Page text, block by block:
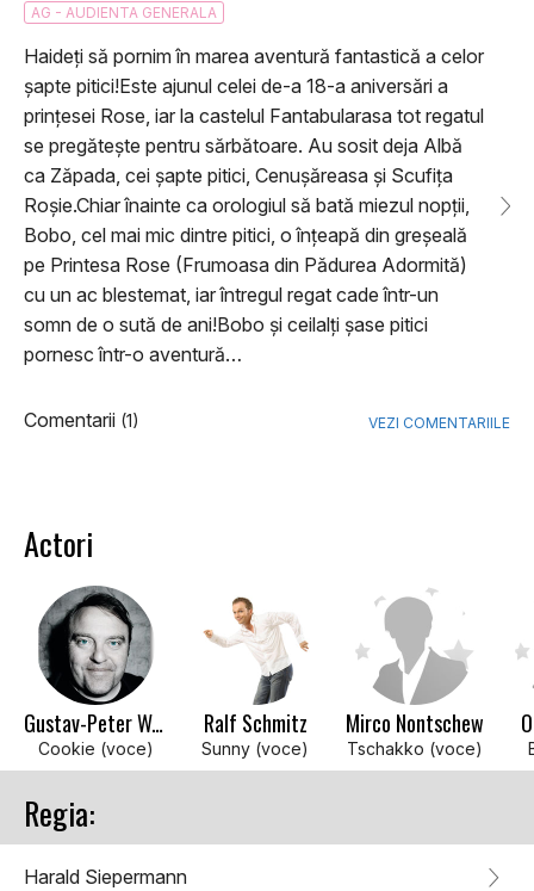
AG - AUDIENTA GENERALA
Haideţi să pornim în marea aventură fantastică a celor
şapte pitici!Este ajunul celei de-a 18-a aniversări a
prinţesei Rose, iar la castelul Fantabularasa tot regatul
se pregăteşte pentru sărbătoare. Au sosit deja Albă
ca Zăpada, cei şapte pitici, Cenuşăreasa şi Scufiţa
Roşie.Chiar înainte ca orologiul să bată miezul nopţii,
Bobo, cel mai mic dintre pitici, o înţeapă din greşeală
pe Printesa Rose (Frumoasa din Pădurea Adormită)
cu un ac blestemat, iar întregul regat cade într-un
somn de o sută de ani!Bobo şi ceilalţi şase pitici
pornesc într-o aventură…
Comentarii (1) VEZI COMENTARIILE
Actori
Gustav-Peter Wöhler
Cookie (voce)
Ralf Schmitz
Sunny (voce)
Mirco Nontschew
Tschakko (voce)
Regia:
Harald Siepermann